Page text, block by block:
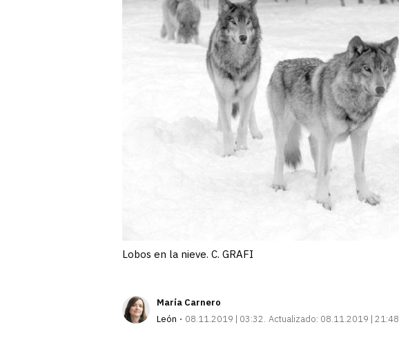
Lobos en la nieve. C. GRAFI
María Carnero
León
08.11.2019 | 03:32 Actualizado: 08.11.2019 | 21:48